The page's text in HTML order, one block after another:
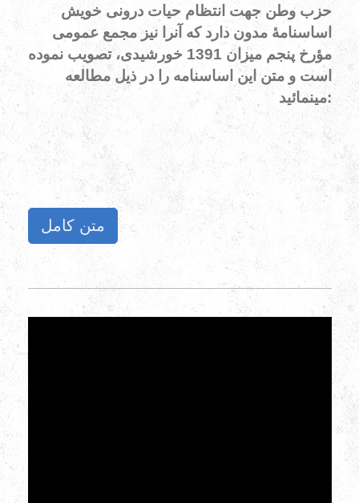
حزب وطن جهت انتظام حیات درونی خویش
اساسنامۀ مدون دارد که آنرا نیز مجمع عمومی
مؤرخ پنجم میزان 1391 خورشیدی، تصویب نموده
است و متن این اساسنامه را در ذیل مطالعه
مینمائید:
متن کامل